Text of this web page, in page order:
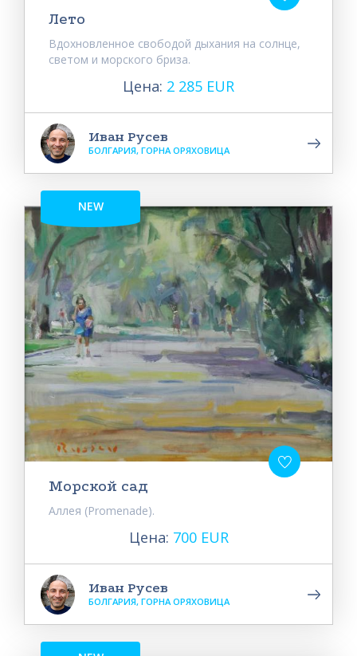
Лето
Вдохновленное свободой дыхания на солнце,
светом и морского бриза.
Цена: 2 285 EUR
Иван Русев
БОЛГАРИЯ, ГОРНА ОРЯХОВИЦА
NEW
Морской сад
Аллея (Promenade).
Цена: 700 EUR
Иван Русев
БОЛГАРИЯ, ГОРНА ОРЯХОВИЦА